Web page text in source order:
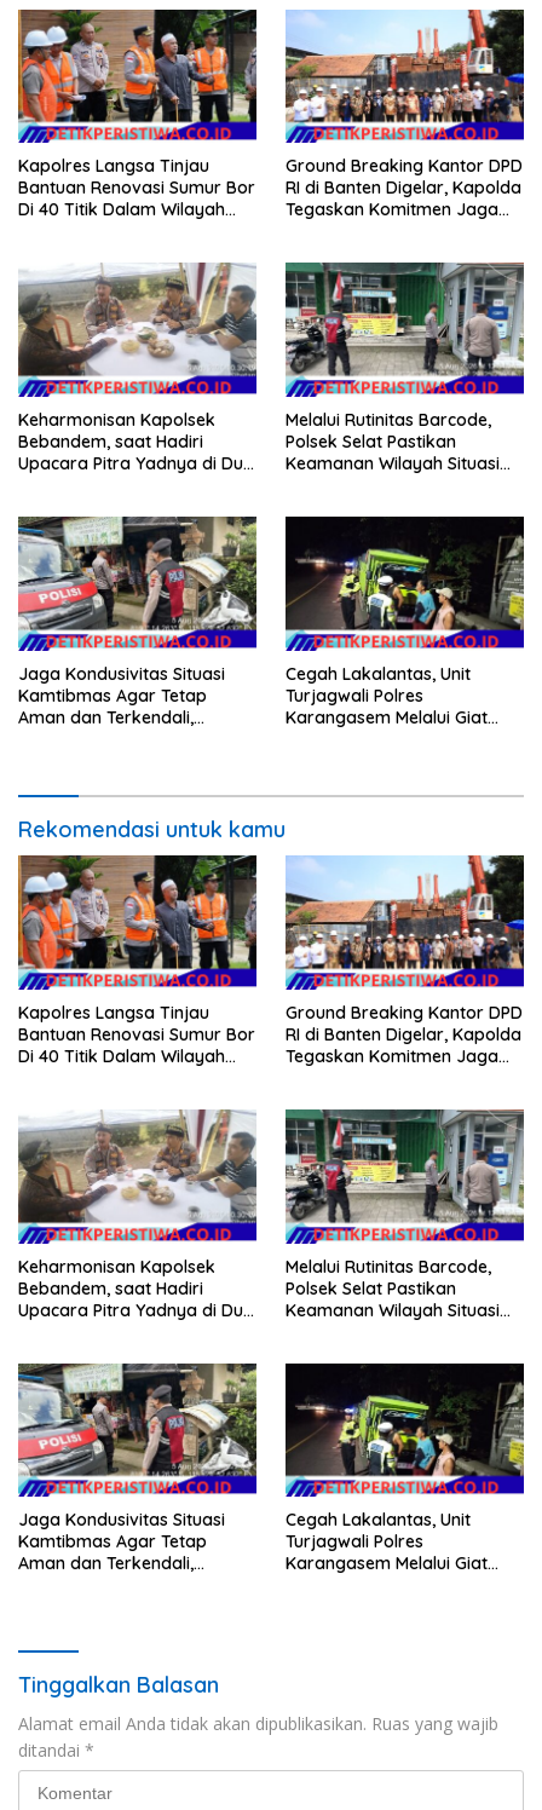
Kapolres Langsa Tinjau
Bantuan Renovasi Sumur Bor
Di 40 Titik Dalam Wilayah
Ground Breaking Kantor DPD
RI di Banten Digelar, Kapolda
Tegaskan Komitmen Jaga
Keharmonisan Kapolsek
Bebandem, saat Hadiri
Upacara Pitra Yadnya di Dua
Melalui Rutinitas Barcode,
Polsek Selat Pastikan
Keamanan Wilayah Situasi
Jaga Kondusivitas Situasi
Kamtibmas Agar Tetap
Aman dan Terkendali,
Cegah Lakalantas, Unit
Turjagwali Polres
Karangasem Melalui Giat
Wisata
Rekomendasi untuk kamu
Kapolres Langsa Tinjau
Bantuan Renovasi Sumur Bor
Di 40 Titik Dalam Wilayah
Ground Breaking Kantor DPD
RI di Banten Digelar, Kapolda
Tegaskan Komitmen Jaga
Keharmonisan Kapolsek
Bebandem, saat Hadiri
Upacara Pitra Yadnya di Dua
Melalui Rutinitas Barcode,
Polsek Selat Pastikan
Keamanan Wilayah Situasi
Jaga Kondusivitas Situasi
Kamtibmas Agar Tetap
Aman dan Terkendali,
Cegah Lakalantas, Unit
Turjagwali Polres
Karangasem Melalui Giat
Tinggalkan Balasan
Alamat email Anda tidak akan dipublikasikan. Ruas yang wajib
ditandai *